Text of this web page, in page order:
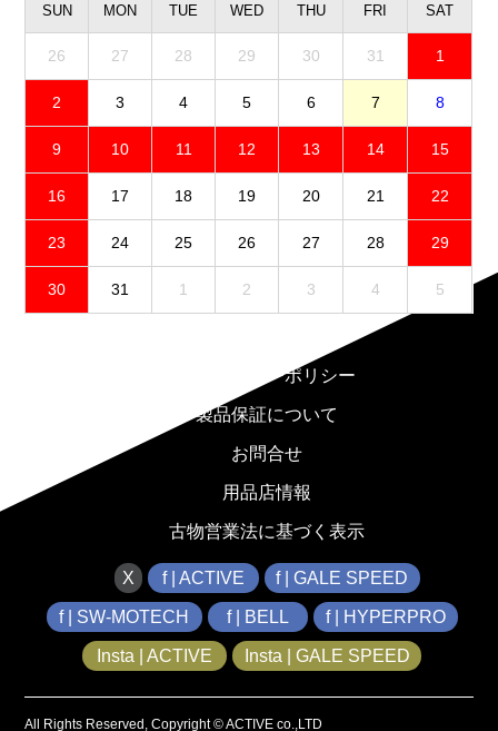
SUN MON TUE WED THU FRI SAT
26 27 28 29 30 31 1
2 3 4 5 6 7 8
9 10 11 12 13 14 15
16 17 18 19 20 21 22
23 24 25 26 27 28 29
30 31 1 2 3 4 5
プライバシーポリシー
製品保証について
お問合せ
用品店情報
古物営業法に基づく表示
X f | ACTIVE f | GALE SPEED
f | SW-MOTECH f | BELL f | HYPERPRO
Insta | ACTIVE Insta | GALE SPEED
All Rights Reserved, Copyright © ACTIVE co.,LTD